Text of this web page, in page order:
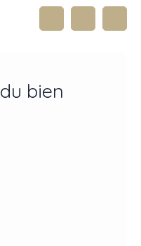
du bien